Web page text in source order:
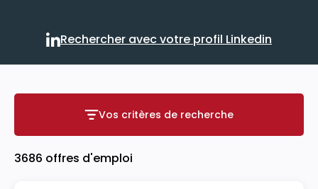
Rechercher avec votre
Rechercher avec votre profil Linkedin
Vos critères de recherche
Vos critères de recherche
3686 offres d'emploi